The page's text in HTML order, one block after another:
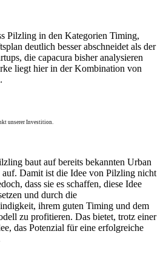
Pilzling in den Kategorien Timing,
deutlich besser abschneidet als der
die capacura bisher analysieren
liegt hier in der Kombination von
unserer Investition.
baut auf bereits bekannten Urban
Damit ist die Idee von Pilzling nicht
dass sie es schaffen, diese Idee
und durch die
ihrem guten Timing und dem
zu profitieren. Das bietet, trotz einer
das Potenzial für eine erfolgreiche